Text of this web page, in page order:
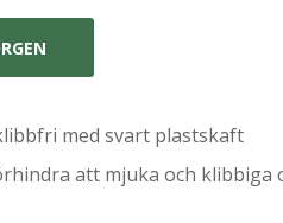
med svart plastskaft
att mjuka och klibbiga